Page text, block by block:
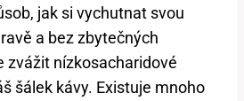
jak si vychutnat svou
a bez zbytečných
zvážit nízkosacharidové
šálek kávy. Existuje mnoho